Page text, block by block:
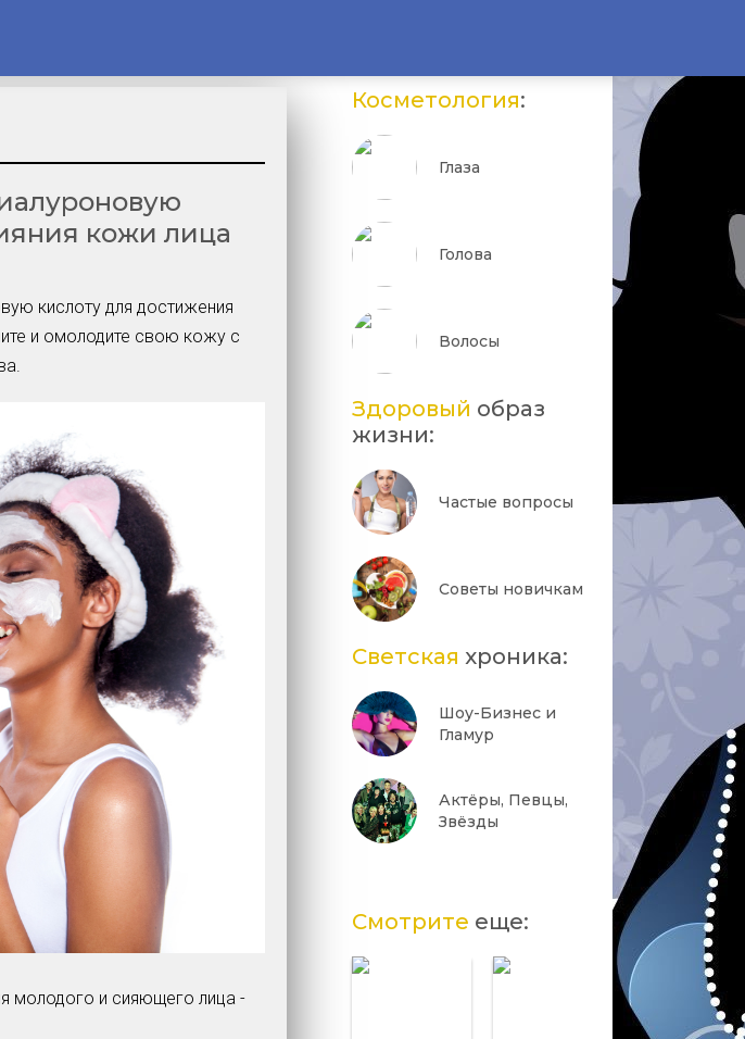
в Фокусе
кожи лица
кислоту для достижения
и омолодите свою кожу с
молодого и сияющего лица -
Косметология:
Глаза
Голова
Волосы
Здоровый образ
жизни:
Частые вопросы
Советы новичкам
Светская хроника:
Шоу-Бизнес и
Гламур
Актёры, Певцы,
Звёзды
Смотрите еще: